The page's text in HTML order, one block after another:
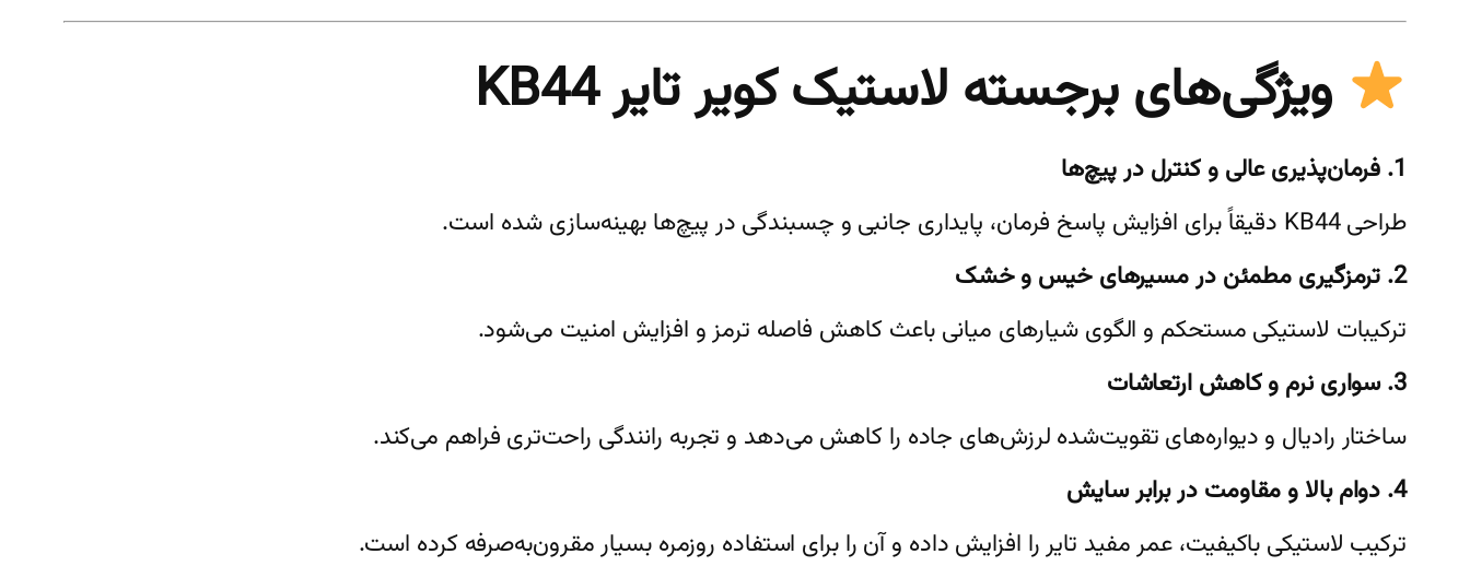
ویژگی‌های برجسته لاستیک کویر تایر KB44
1. فرمان‌پذیری عالی و کنترل در پیچ‌ها
طراحی KB44 دقیقاً برای افزایش پاسخ فرمان، پایداری جانبی و چسبندگی در پیچ‌ها بهینه‌سازی شده است.
2. ترمزگیری مطمئن در مسیرهای خیس و خشک
ترکیبات لاستیکی مستحکم و الگوی شیارهای میانی باعث کاهش فاصله ترمز و افزایش امنیت می‌شود.
3. سواری نرم و کاهش ارتعاشات
ساختار رادیال و دیواره‌های تقویت‌شده لرزش‌های جاده را کاهش می‌دهد و تجربه رانندگی راحت‌تری فراهم می‌کند.
4. دوام بالا و مقاومت در برابر سایش
ترکیب لاستیکی باکیفیت، عمر مفید تایر را افزایش داده و آن را برای استفاده روزمره بسیار مقرون‌به‌صرفه کرده است.